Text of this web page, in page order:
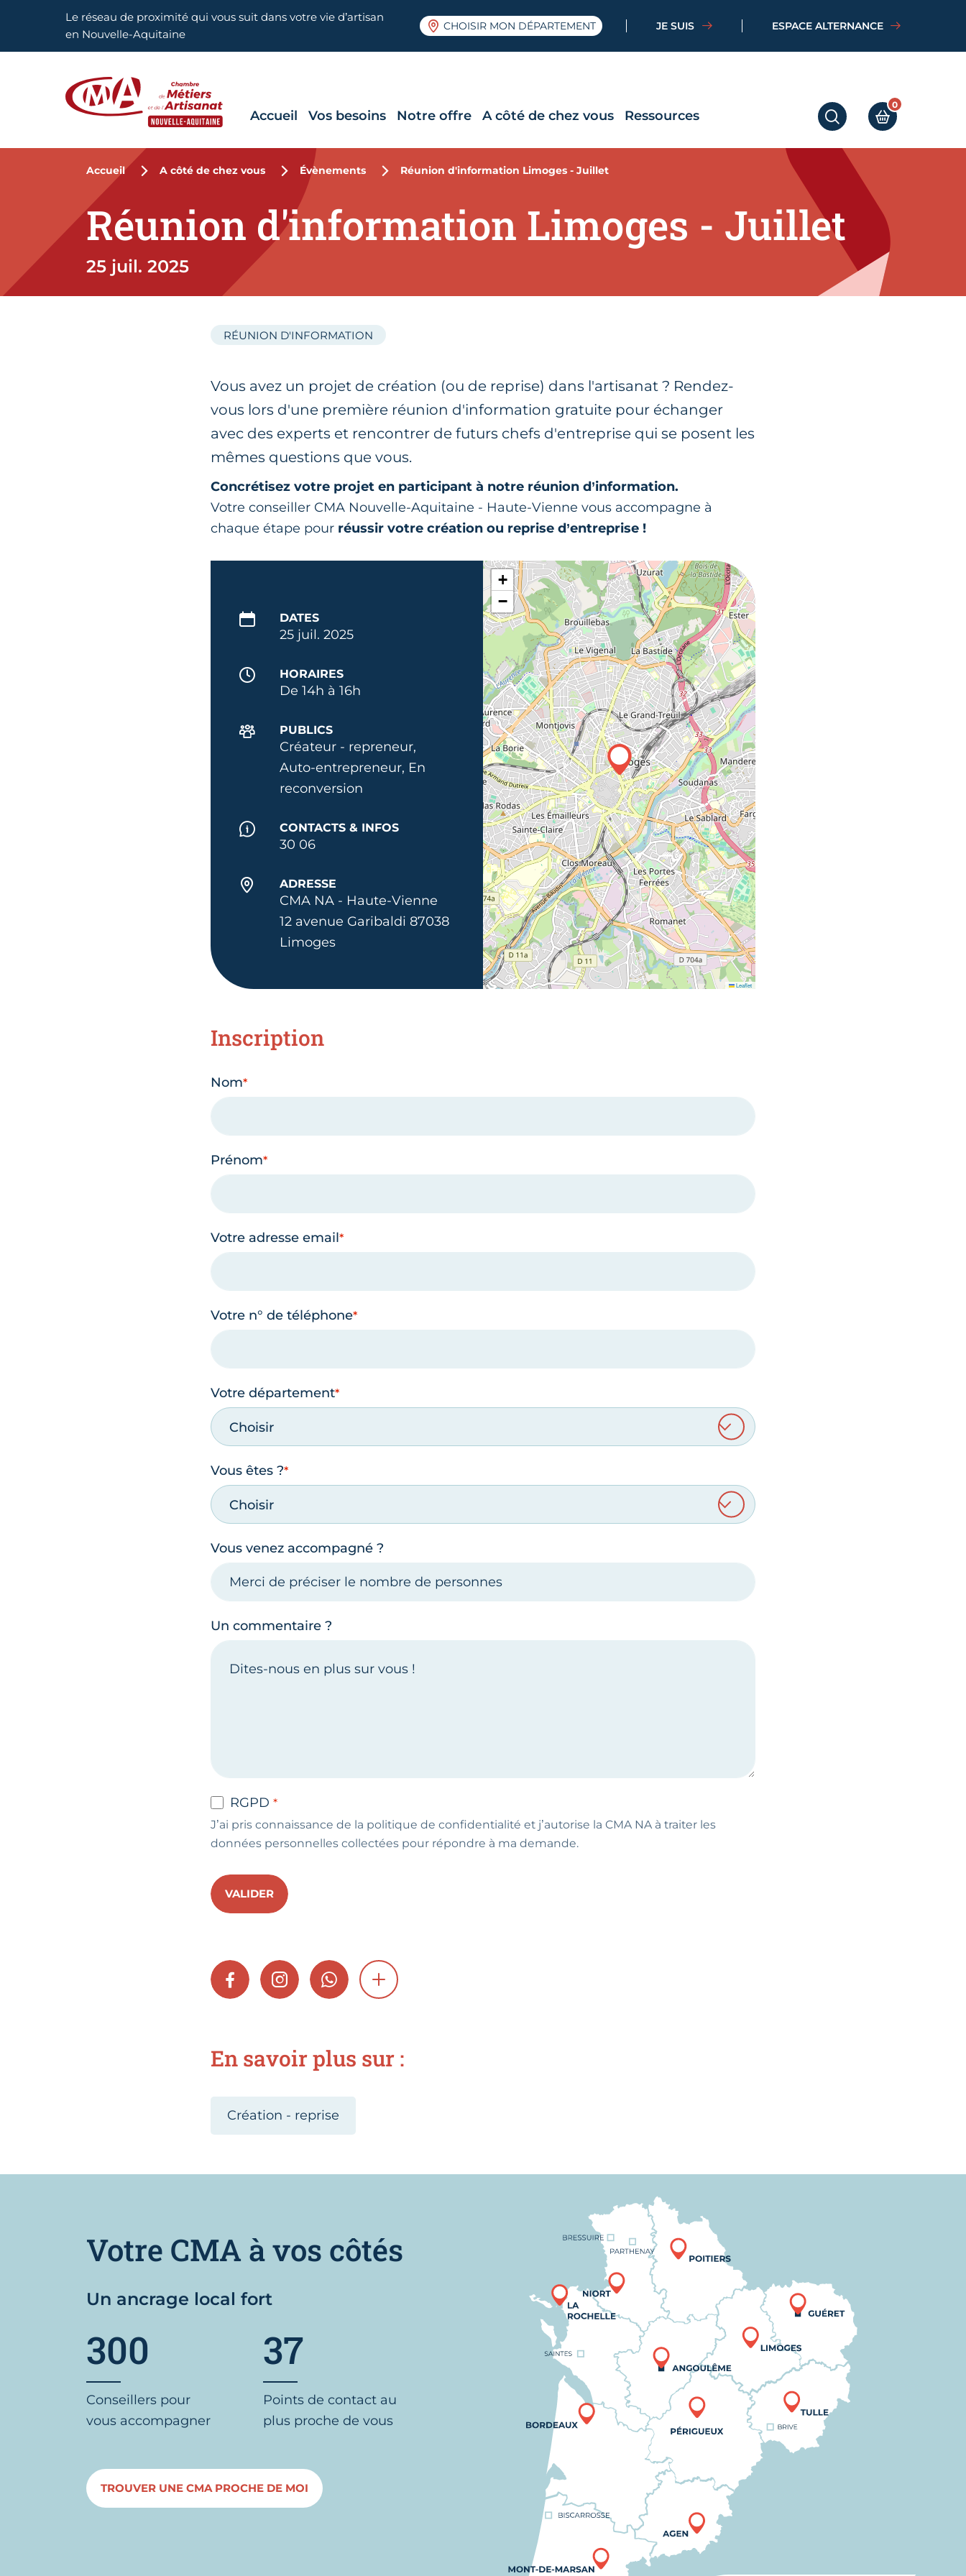
Aller en haut de pageLe réseau de proximité qui vous suit dans votre vie d’artisan
en Nouvelle-Aquitaine
CHOISIR MON DÉPARTEMENT JE SUIS ESPACE ALTERNANCE
RECHERCHERMON PANIER
0
Accueil Vos besoins Notre offre A côté de chez vous Ressources
Accueil A côté de chez vous Évènements Réunion d'information Limoges - Juillet
Réunion d'information Limoges - Juillet
25 juil. 2025
RÉUNION D'INFORMATION
Vous avez un projet de création (ou de reprise) dans l'artisanat ? Rendez-
vous lors d'une première réunion d'information gratuite pour échanger
avec des experts et rencontrer de futurs chefs d'entreprise qui se posent les
mêmes questions que vous.
Concrétisez votre projet en participant à notre réunion d’information.
Votre conseiller CMA Nouvelle-Aquitaine - Haute-Vienne vous accompagne à
chaque étape pour réussir votre création ou reprise d’entreprise !
DATES
25 juil. 2025
HORAIRES
De 14h à 16h
PUBLICS
Créateur - repreneur,
Auto-entrepreneur, En
reconversion
CONTACTS & INFOS
30 06
ADRESSE
CMA NA - Haute-Vienne
12 avenue Garibaldi 87038
Limoges
+
−
Leaflet
Inscription
Nom
Prénom
Votre adresse email
Votre n° de téléphone
Votre département
Choisir
Vous êtes ?
Choisir
Vous venez accompagné ?
Un commentaire ?
RGPD
J’ai pris connaissance de la politique de confidentialité et j’autorise la CMA NA à traiter les
données personnelles collectées pour répondre à ma demande.
VALIDER
FACEBOOKINSTAGRAMWHATSAPPSHOW MORE
En savoir plus sur :
Création - reprise
Votre CMA à vos côtés
Un ancrage local fort
300
Conseillers pour
vous accompagner
37
Points de contact au
plus proche de vous
TROUVER UNE CMA PROCHE DE MOI